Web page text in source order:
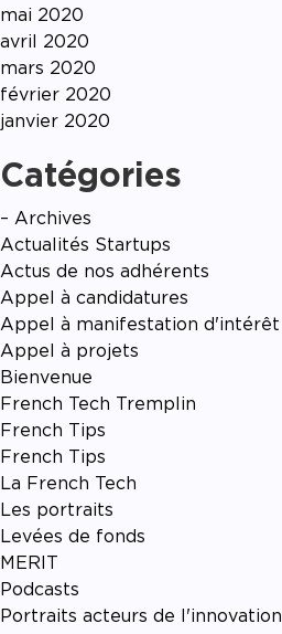
mai 2020
avril 2020
mars 2020
février 2020
janvier 2020
Catégories
– Archives
Actualités Startups
Actus de nos adhérents
Appel à candidatures
Appel à manifestation d'intérêt
Appel à projets
Bienvenue
French Tech Tremplin
French Tips
French Tips
La French Tech
Les portraits
Levées de fonds
MERIT
Podcasts
Portraits acteurs de l'innovation